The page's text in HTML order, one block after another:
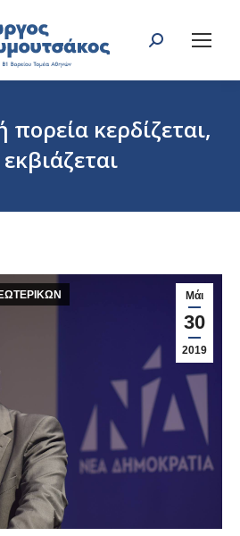
Search:
κερδίζεται,
Μάι
30
2019